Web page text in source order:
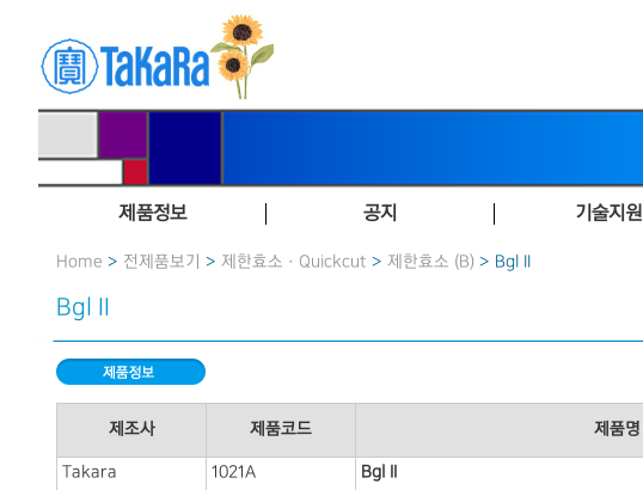
제품정보 공지 기술지원
Home > 전제품보기 > 제한효소 · Quickcut > 제한효소 (B) > Bgl II
Bgl II
제조사 제품코드 제품명
Takara 1021A Bgl II